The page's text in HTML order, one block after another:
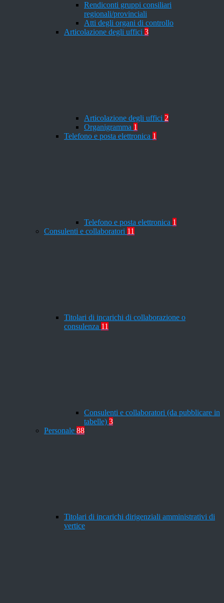
Rendiconti gruppi consiliari
regionali/provinciali
Atti degli organi di controllo
Articolazione degli uffici 3
Articolazione degli uffici 2
Organigramma 1
Telefono e posta elettronica 1
Telefono e posta elettronica 1
Consulenti e collaboratori 11
Titolari di incarichi di collaborazione o
consulenza 11
Consulenti e collaboratori (da pubblicare in
tabelle) 3
Personale 88
Titolari di incarichi dirigenziali amministrativi di
vertice